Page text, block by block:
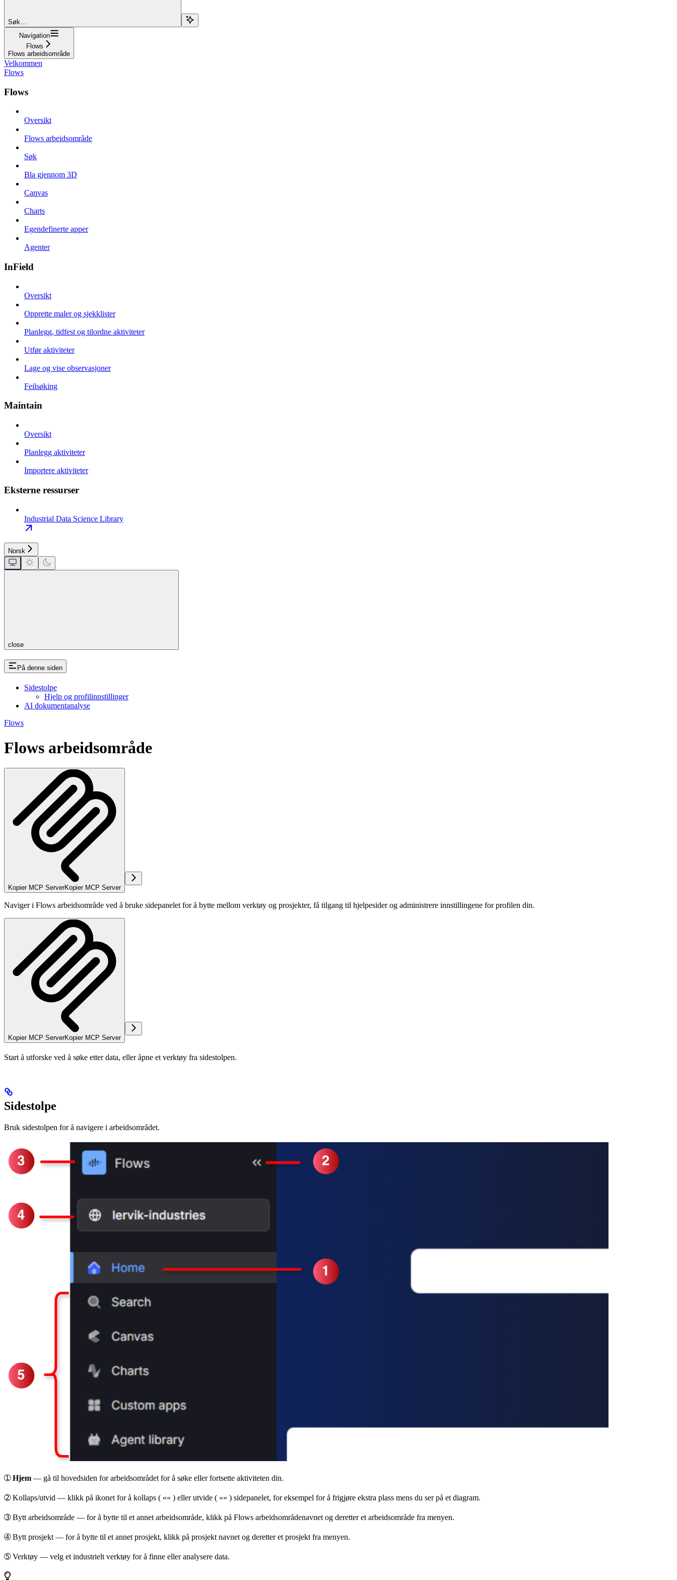
Søk...
Navigation
Flows
Flows arbeidsområde
Velkommen
Flows
Flows
Oversikt
Flows arbeidsområde
Søk
Bla gjennom 3D
Canvas
Charts
Egendefinerte apper
Agenter
InField
Oversikt
Opprette maler og sjekklister
Planlegg, tidfest og tilordne aktiviteter
Utfør aktiviteter
Lage og vise observasjoner
Feilsøking
Maintain
Oversikt
Planlegg aktiviteter
Importere aktiviteter
Eksterne ressurser
Industrial Data Science Library
Norsk
close
På denne siden
Sidestolpe
Hjelp og profilinnstillinger
AI dokumentanalyse
Flows
Flows arbeidsområde
Kopier MCP ServerKopier MCP Server
Naviger i Flows arbeidsområde ved å bruke sidepanelet for å bytte mellom verktøy og prosjekter, få tilgang til hjelpesider og administrere innstillingene for profilen din.
Kopier MCP ServerKopier MCP Server
Start å utforske ved å søke etter data, eller åpne et verktøy fra sidestolpen.
Sidestolpe
Bruk sidestolpen for å navigere i arbeidsområdet.
➀Hjem — gå til hovedsiden for arbeidsområdet for å søke eller fortsette aktiviteten din.
➁Kollaps/utvid — klikk på ikonet for å kollaps ( «« ) eller utvide ( »» ) sidepanelet, for eksempel for å frigjøre ekstra plass mens du ser på et diagram.
➂Bytt arbeidsområde — for å bytte til et annet arbeidsområde, klikk på Flows arbeidsområdenavnet og deretter et arbeidsområde fra menyen.
➃Bytt prosjekt — for å bytte til et annet prosjekt, klikk på prosjekt navnet og deretter et prosjekt fra menyen.
➄Verktøy — velg et industrielt verktøy for å finne elleranalysere data.